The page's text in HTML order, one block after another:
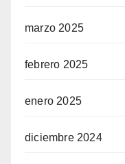
marzo 2025
febrero 2025
enero 2025
diciembre 2024